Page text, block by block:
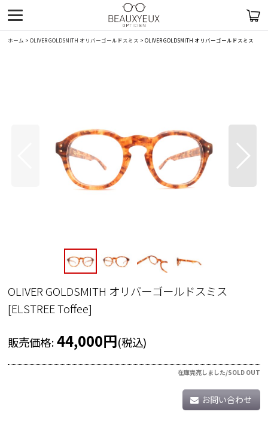
ホーム > OLIVER GOLDSMITH オリバーゴールドスミス > OLIVER GOLDSMITH オリバーゴールドスミス
OLIVER GOLDSMITH オリバーゴールドスミス
[ELSTREE Toffee]
販売価格: 44,000円(税込)
在庫完売しました/SOLD OUT
お問い合わせ